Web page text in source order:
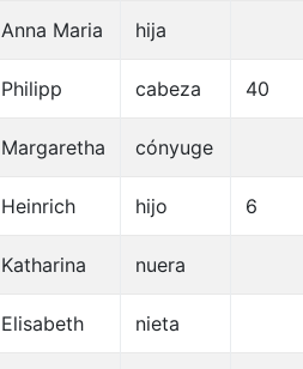
Anna Maria hija
Philipp cabeza 40
Margaretha cónyuge
Heinrich hijo 6
Katharina nuera
Elisabeth nieta